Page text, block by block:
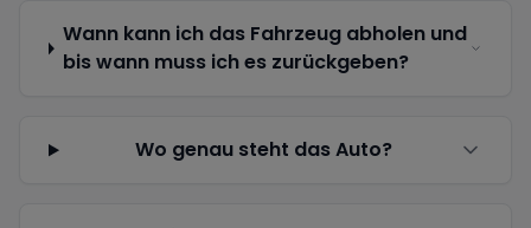
Wann kann ich das Fahrzeug abholen und
bis wann muss ich es zurückgeben?
Wo genau steht das Auto?